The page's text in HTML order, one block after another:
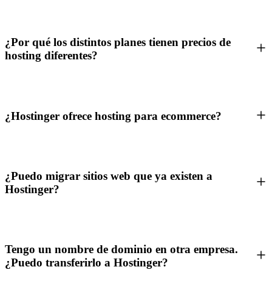
¿Por qué los distintos planes tienen precios de
hosting diferentes?
¿Hostinger ofrece hosting para ecommerce?
¿Puedo migrar sitios web que ya existen a
Hostinger?
Tengo un nombre de dominio en otra empresa.
¿Puedo transferirlo a Hostinger?